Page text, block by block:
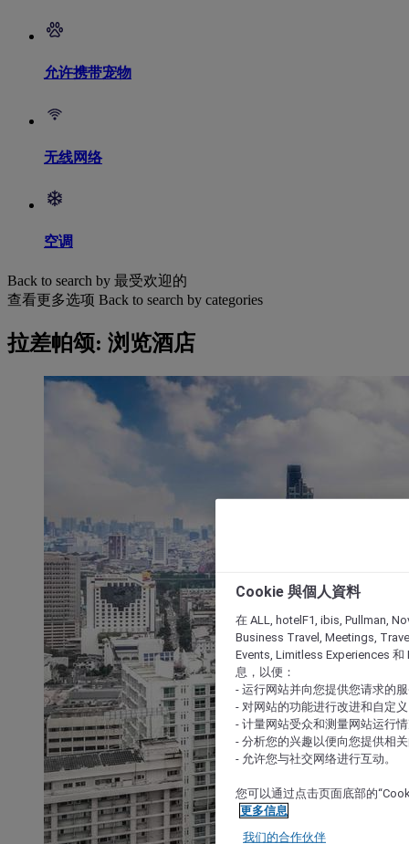
允许携带宠物
无线网络
空调
Back to search by 最受欢迎的
查看更多选项 Back to search by categories
拉差帕颂: 浏览酒店
Cookie 與個人資料
在 ALL, hotelF1, ibis, Pullman,
Business Travel, Meetings,
Events, Limitless Experiences 和
息，以便：
- 运行网站并向您提供您请求的
- 对网站的功能进行改进和自定义
- 计量网站受众和测量网站运行
- 分析您的兴趣以便向您提供相
- 允许您与社交网络进行互动。
您可以通过点击页面底部的
更多信息
我们的合作伙伴